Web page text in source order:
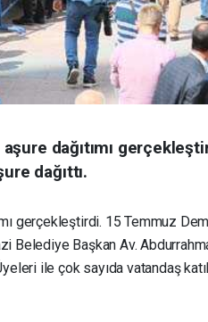
dağıtımı
dağıttı.
gerçekleştirdi. 15 Temmuz
Belediye Başkan Av.
ile çok sayıda vatandaş